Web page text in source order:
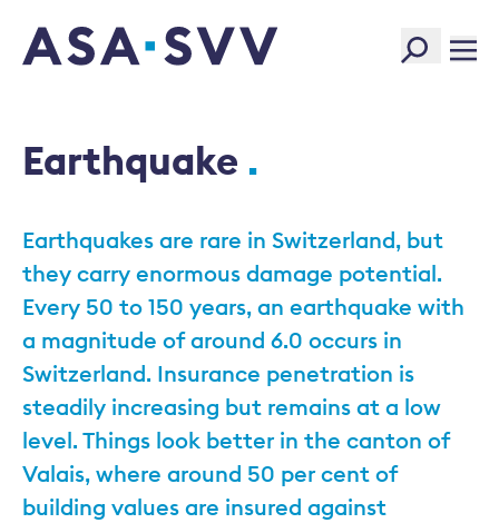
SVV Logo
Earthquake
Earthquakes are rare in Switzerland, but
they carry enormous damage potential.
Every 50 to 150 years, an earthquake with
a magnitude of around 6.0 occurs in
Switzerland. Insurance penetration is
steadily increasing but remains at a low
level. Things look better in the canton of
Valais, where around 50 per cent of
building values are insured against